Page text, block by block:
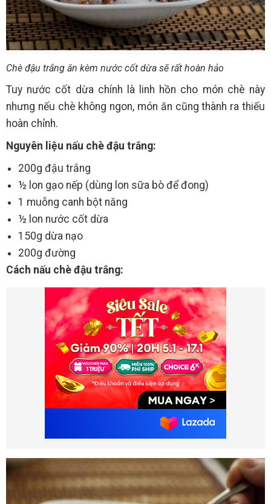
Chè đậu trắng ăn kèm nước cốt dừa sẽ rất hoàn hảo
Tuy nước cốt dừa chính là linh hồn cho món chè này
nhưng nếu chè không ngon, món ăn cũng thành ra thiếu
hoàn chỉnh.
Nguyên liệu nấu chè đậu trắng:
200g đậu trắng
½ lon gạo nếp (dùng lon sữa bò để đong)
1 muỗng canh bột năng
½ lon nước cốt dừa
150g dừa nạo
200g đường
Cách nấu chè đậu trắng: